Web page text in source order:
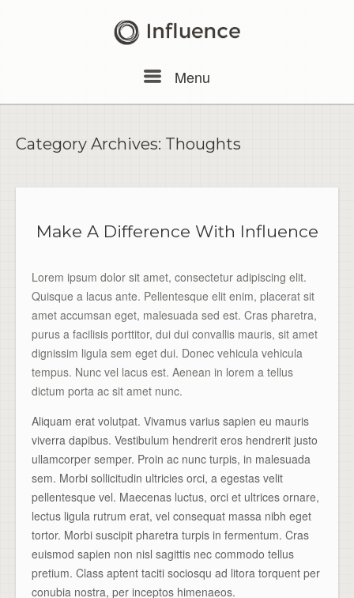
Menu
Category Archives: Thoughts
Make A Difference With Influence
Lorem ipsum dolor sit amet, consectetur adipiscing elit.
Quisque a lacus ante. Pellentesque elit enim, placerat sit
amet accumsan eget, malesuada sed est. Cras pharetra,
purus a facilisis porttitor, dui dui convallis mauris, sit amet
dignissim ligula sem eget dui. Donec vehicula vehicula
tempus. Nunc vel lacus est. Aenean in lorem a tellus
dictum porta ac sit amet nunc.
Aliquam erat volutpat. Vivamus varius sapien eu mauris
viverra dapibus. Vestibulum hendrerit eros hendrerit justo
ullamcorper semper. Proin ac nunc turpis, in malesuada
sem. Morbi sollicitudin ultricies orci, a egestas velit
pellentesque vel. Maecenas luctus, orci et ultrices ornare,
lectus ligula rutrum erat, vel consequat massa nibh eget
tortor. Morbi suscipit pharetra turpis in fermentum. Cras
euismod sapien non nisl sagittis nec commodo tellus
pretium. Class aptent taciti sociosqu ad litora torquent per
conubia nostra, per inceptos himenaeos.